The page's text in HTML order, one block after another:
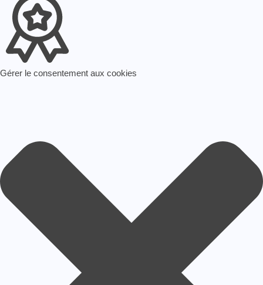
Gérer le consentement aux cookies